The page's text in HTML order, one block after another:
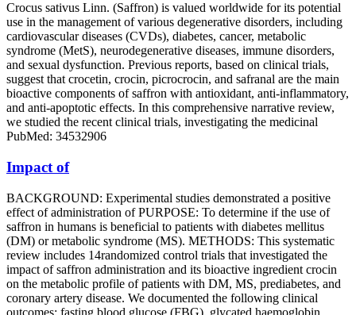
Crocus sativus Linn. (Saffron) is valued worldwide for its potential
use in the management of various degenerative disorders, including
cardiovascular diseases (CVDs), diabetes, cancer, metabolic
syndrome (MetS), neurodegenerative diseases, immune disorders,
and sexual dysfunction. Previous reports, based on clinical trials,
suggest that crocetin, crocin, picrocrocin, and safranal are the main
bioactive components of saffron with antioxidant, anti-inflammatory,
and anti-apoptotic effects. In this comprehensive narrative review,
we studied the recent clinical trials, investigating the medicinal
PubMed: 34532906
Impact of
BACKGROUND: Experimental studies demonstrated a positive
effect of administration of PURPOSE: To determine if the use of
saffron in humans is beneficial to patients with diabetes mellitus
(DM) or metabolic syndrome (MS). METHODS: This systematic
review includes 14randomized control trials that investigated the
impact of saffron administration and its bioactive ingredient crocin
on the metabolic profile of patients with DM, MS, prediabetes, and
coronary artery disease. We documented the following clinical
outcomes: fasting blood glucose (FBG), glycated haemoglobin